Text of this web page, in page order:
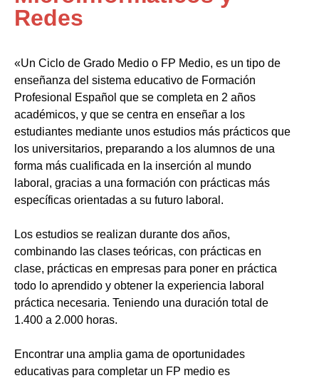
Redes
«Un Ciclo de Grado Medio o FP Medio, es un tipo de
enseñanza del sistema educativo de Formación
Profesional Español que se completa en 2 años
académicos, y que se centra en enseñar a los
estudiantes mediante unos estudios más prácticos que
los universitarios, preparando a los alumnos de una
forma más cualificada en la inserción al mundo
laboral, gracias a una formación con prácticas más
específicas orientadas a su futuro laboral.
Los estudios se realizan durante dos años,
combinando las clases teóricas, con prácticas en
clase, prácticas en empresas para poner en práctica
todo lo aprendido y obtener la experiencia laboral
práctica necesaria. Teniendo una duración total de
1.400 a 2.000 horas.
Encontrar una amplia gama de oportunidades
educativas para completar un FP medio es